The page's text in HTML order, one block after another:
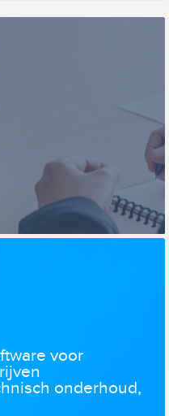
voor
onderhoud,